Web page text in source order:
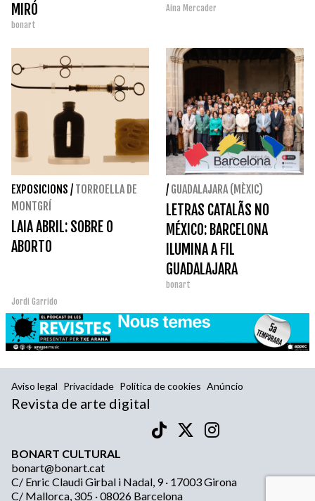
MIRÓ
bonart
Aina Mercader
EXPOSICIONS / TORROELLA DE
MONTGRÍ
LAIA ABRIL: SOBRE O
ABORTO
Jordi Garrido
/ GUADALAJARA (MÈXIC)
LETRAS CATALÃS NO
MÉXICO: BARCELONA
ILUMINA A FIL
GUADALAJARA
bonart
Aviso legal Privacidade Política de cookies Anúncio
Revista de arte digital
BONART CULTURAL
bonart@bonart.cat
C/ Enric Claudi Girbal i Nadal, 9 · 17003 Girona
C/ Mallorca, 305 · 08026 Barcelona